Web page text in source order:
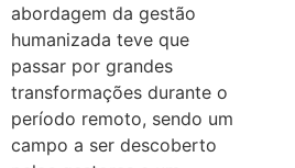
abordagem da gestão
humanizada teve que
passar por grandes
transformações durante o
período remoto, sendo um
campo a ser descoberto